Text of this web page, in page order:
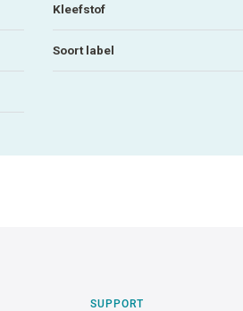
Kleefstof
Soort label
SUPPORT